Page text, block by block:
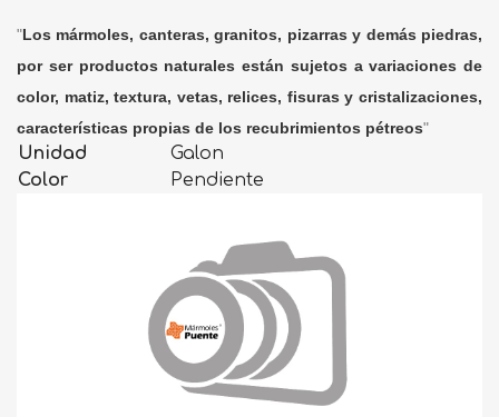
"Los mármoles, canteras, granitos, pizarras y demás piedras,
por ser productos naturales están sujetos a variaciones de
color, matiz, textura, vetas, relices, fisuras y cristalizaciones,
características propias de los recubrimientos pétreos"
Unidad
Galon
Color
Pendiente